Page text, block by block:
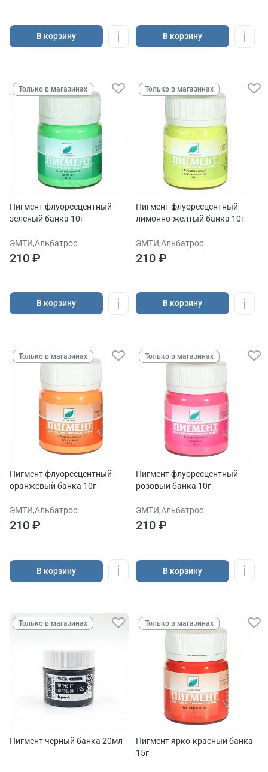
В корзину В корзину
Только в магазинах
Пигмент флуоресцентный
зеленый банка 10г
ЭМТИ,Альбатрос
210 ₽
В корзину
Только в магазинах
Пигмент флуоресцентный
лимонно-желтый банка 10г
ЭМТИ,Альбатрос
210 ₽
В корзину
Только в магазинах
Пигмент флуоресцентный
оранжевый банка 10г
ЭМТИ,Альбатрос
210 ₽
В корзину
Только в магазинах
Пигмент флуоресцентный
розовый банка 10г
ЭМТИ,Альбатрос
210 ₽
В корзину
Только в магазинах
Пигмент черный банка 20мл
Только в магазинах
Пигмент ярко-красный банка
15г